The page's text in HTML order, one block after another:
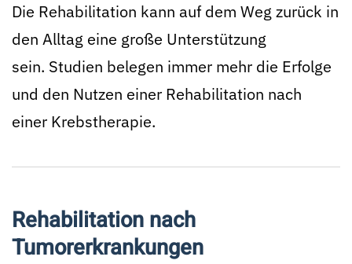
Die Rehabilitation kann auf dem Weg zurück in
den Alltag eine große Unterstützung
sein. Studien belegen immer mehr die Erfolge
und den Nutzen einer Rehabilitation nach
einer Krebstherapie.
Rehabilitation nach
Tumorerkrankungen